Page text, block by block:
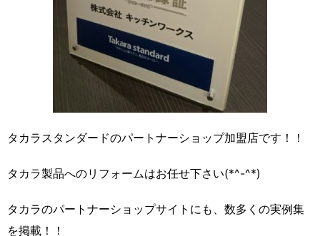
タカラスタンダードのパートナーショップ加盟店です！！
タカラ製品へのリフォームはお任せ下さい(*^-^*)
タカラのパートナーショップサイトにも、数多くの実例集
を掲載！！